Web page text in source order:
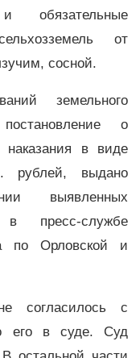
обязательные
от
сосной.
земельного
о
наказания в виде
выдано
выявленных
пресс-службе
по Орловской и
согласилось с
его в суде. Суд